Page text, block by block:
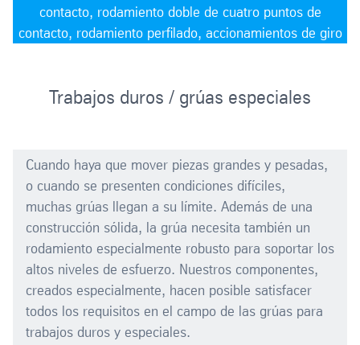
contacto, rodamiento doble de cuatro puntos de
contacto, rodamiento perfilado, accionamientos de giro
Trabajos duros / grúas especiales
Cuando haya que mover piezas grandes y pesadas,
o cuando se presenten condiciones difíciles,
muchas grúas llegan a su límite. Además de una
construcción sólida, la grúa necesita también un
rodamiento especialmente robusto para soportar los
altos niveles de esfuerzo. Nuestros componentes,
creados especialmente, hacen posible satisfacer
todos los requisitos en el campo de las grúas para
trabajos duros y especiales.